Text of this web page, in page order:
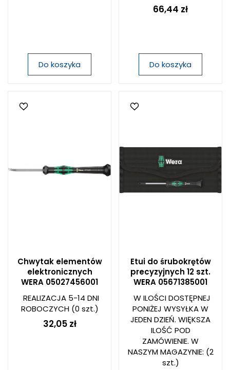
Do koszyka
66,44 zł
Do koszyka
Chwytak elementów
elektronicznych
WERA 05027456001
REALIZACJA 5-14 DNI
ROBOCZYCH(0 szt.)
32,05 zł
Etui do śrubokrętów
precyzyjnych 12 szt.
WERA 05671385001
W ILOŚCI DOSTĘPNEJ
PONIŻEJ WYSYŁKA W
JEDEN DZIEŃ. WIĘKSZA
ILOŚĆ POD
ZAMÓWIENIE. W
NASZYM MAGAZYNIE: (2
szt.)